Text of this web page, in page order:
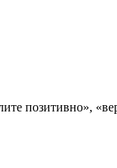
позитивно»,